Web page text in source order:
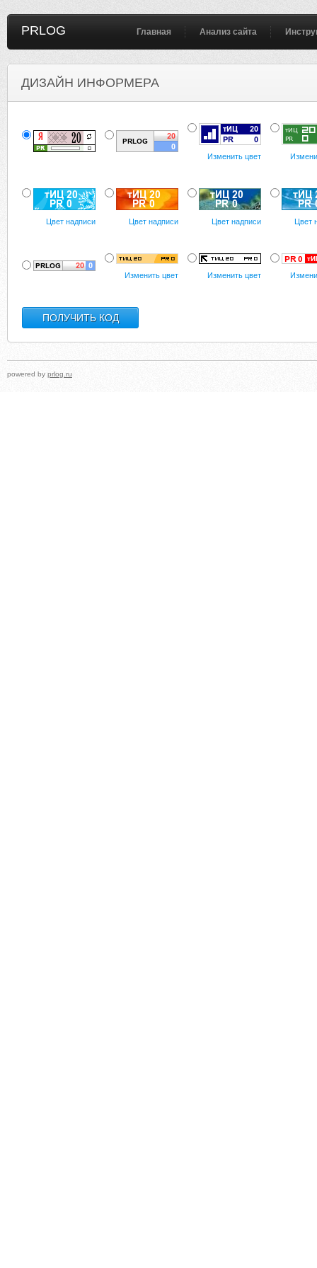
PRLOG Главная Анализ сайта
ДИЗАЙН ИНФОРМЕРА
Изменить цвет
Цвет надписи Цвет надписи Цвет надписи Цвет
Изменить цвет Изменить цвет
powered by prlog.ru